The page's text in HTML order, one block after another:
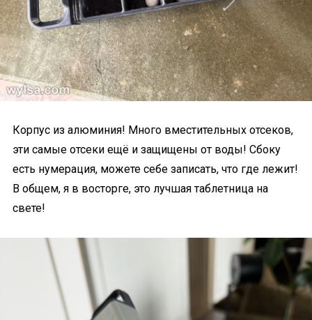
Корпус из алюминия! Много вместительных отсеков,
эти самые отсеки ещё и защищены от воды! Сбоку
есть нумерация, можете себе записать, что где лежит!
В общем, я в восторге, это лучшая таблетница на
свете!